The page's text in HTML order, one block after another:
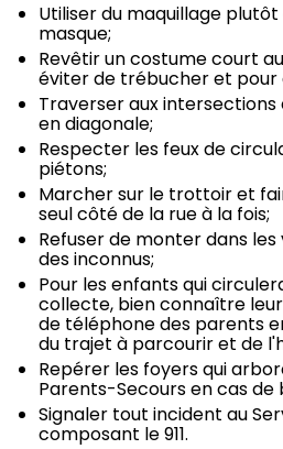
Utiliser du maquillage
masque;
Revêtir un costume court
éviter de trébucher et pour
Traverser aux
en diagonale;
Respecter les feux de
piétons;
Marcher sur le trottoir et
seul côté de la rue à la fois;
Refuser de monter dans
des inconnus;
Pour les enfants qui
collecte, bien connaître
de téléphone des parents
du trajet à parcourir et de
Repérer les foyers qui
Parents-Secours en cas de
Signaler tout incident au
composant le 911.